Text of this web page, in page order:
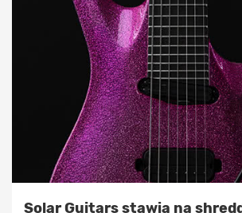
Solar Guitars stawia na